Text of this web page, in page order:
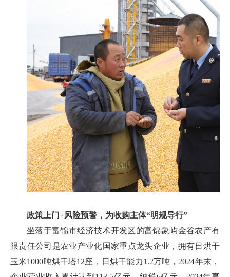
政策上门+风险预警，为收购主体“明规导行”
坐落于富锦市经济技术开发区的富锦象屿金谷农产有
限责任公司是农业产业化国家重点龙头企业，拥有日烘干
玉米1000吨烘干塔12座，日烘干能力1.2万吨，2024年末，